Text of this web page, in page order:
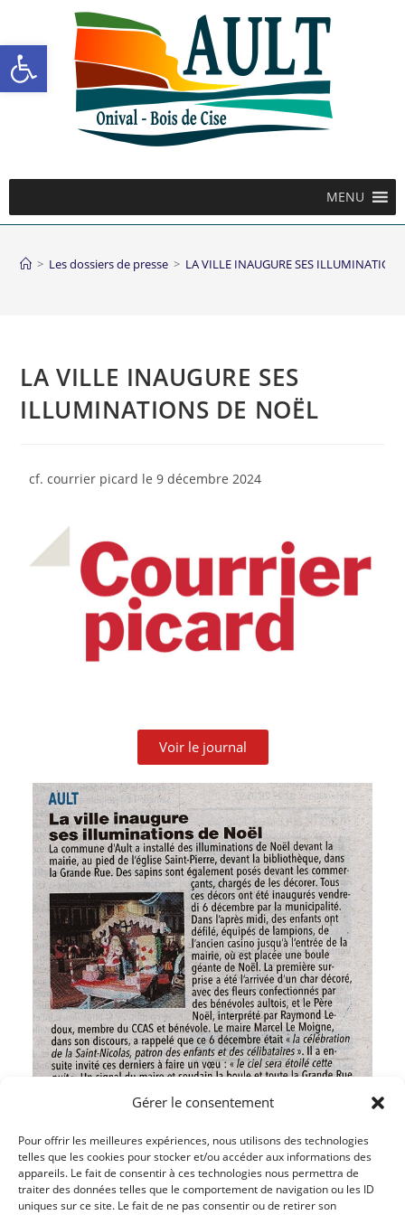
Ouvrir la barre d’outils
Gérer le consentement
Pour offrir les meilleures expériences, nous utilisons des technologies
telles que les cookies pour stocker et/ou accéder aux informations des
appareils. Le fait de consentir à ces technologies nous permettra de
traiter des données telles que le comportement de navigation ou les ID
uniques sur ce site. Le fait de ne pas consentir ou de retirer son
MENU
> Les dossiers de presse > LA VILLE INAUGURE SES
LA VILLE INAUGURE SES
ILLUMINATIONS DE NOËL
cf. courrier picard le 9 décembre2024
Voir le journal